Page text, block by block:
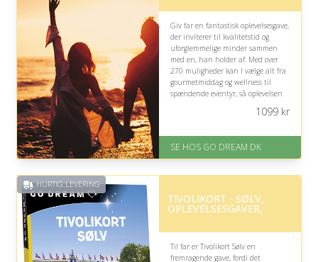
Giv far en fantastisk oplevelsesgave,
der inviterer til kvalitetstid og
uforglemmelige minder sammen
med en, han holder af. Med over
270 muligheder kan I vælge alt fra
gourmetmiddag og wellness til
spændende eventyr, så oplevelsen
På lager
Levering: E-gavekort kan leveres
1099kr
SE HOS GO DREAM DK
HURTIG LEVERING
TIVOLIKORT - SØLV,
OPLEVELSESGAVER,
Til far er Tivolikort Sølv en
fremragende gave, fordi det